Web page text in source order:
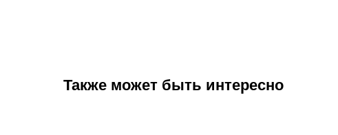
Также может быть интересно